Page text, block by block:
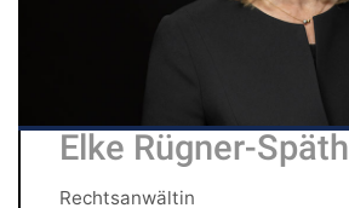
Elke Rügner-Späth
Rechtsanwältin